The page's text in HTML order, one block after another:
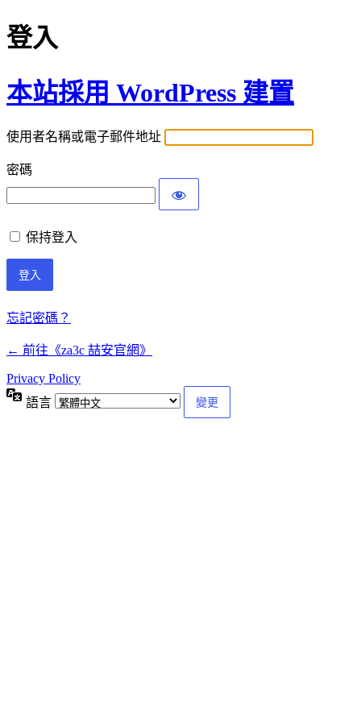
登入
本站採用 WordPress 建置
使用者名稱或電子郵件地址
密碼
保持登入
忘記密碼？
← 前往《za3c 喆安官網》
Privacy Policy
語言